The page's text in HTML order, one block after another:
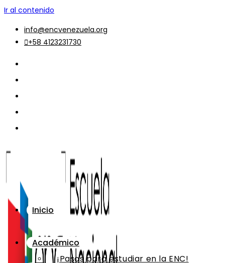
Ir al contenido
info@encvenezuela.org
+58 4123231730
Inicio
Académico
¡Pasos para estudiar en la ENC!